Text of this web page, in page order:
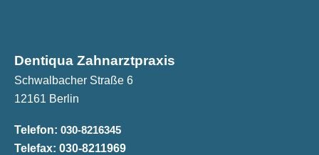
Dentiqua Zahnarztpraxis
Schwalbacher Straße 6
12161 Berlin
Telefon: 030-8216345
Telefax: 030-8211969